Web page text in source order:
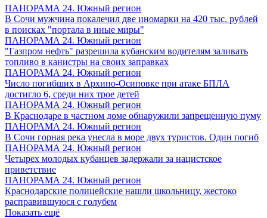
ПАНОРАМА 24. Южный регион
В Сочи мужчина покалечил две иномарки на 420 тыс. рублей
в поисках "портала в иные миры"
ПАНОРАМА 24. Южный регион
"Газпром нефть" разрешила кубанским водителям заливать
топливо в канистры на своих заправках
ПАНОРАМА 24. Южный регион
Число погибших в Архипо-Осиповке при атаке БПЛА
достигло 6, среди них трое детей
ПАНОРАМА 24. Южный регион
В Краснодаре в частном доме обнаружили запрещенную пуму
ПАНОРАМА 24. Южный регион
В Сочи горная река унесла в море двух туристов. Один погиб
ПАНОРАМА 24. Южный регион
Четырех молодых кубанцев задержали за нацистское
приветствие
ПАНОРАМА 24. Южный регион
Краснодарские полицейские нашли школьницу, жестоко
расправившуюся с голубем
Показать ещё